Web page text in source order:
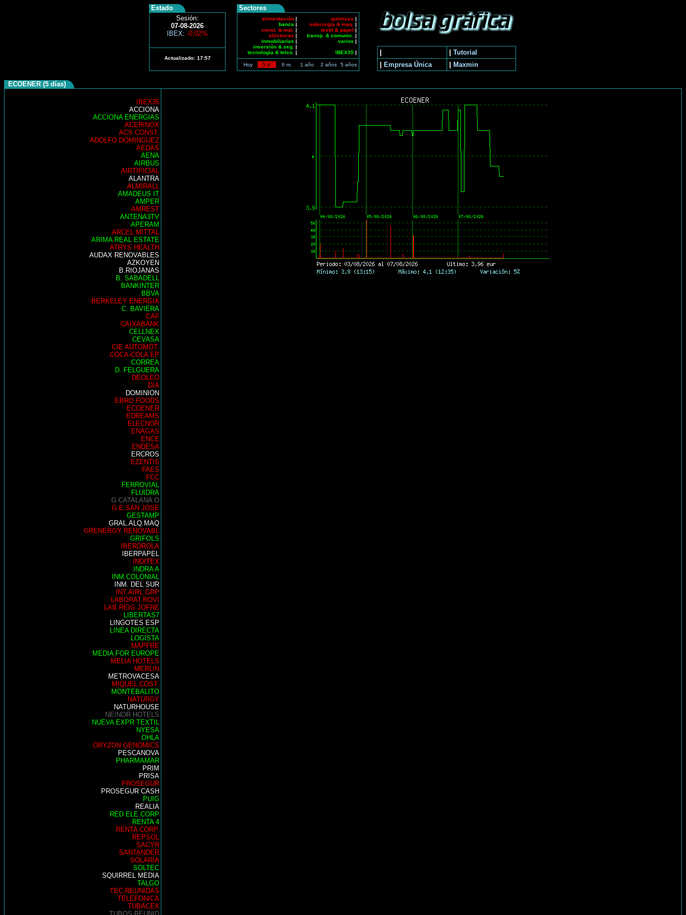
Estado
Sesión:
07-08-2026
IBEX: -0,02%
Actualizado: 17:57
Sectores
alimentación |
banca |
const. & mat. |
eléctricas |
inmobiliarias |
inversión & seg. |
tecnología & telco. |
quimicas |
siderurgia & maq. |
textil & papel |
transp. & comunic.
|
varios |
IBEX35 |
Hoy 5 d. 6 m. 1 año 2 años 5 años
Tutorial
Empresa Única Maxmin
ECOENER (5 días)
IBEX35
ACCIONA
ACCIONA ENERGIAS
ACERINOX
ACS CONST.
ADOLFO DOMINGUEZ
AEDAS
AENA
AIRBUS
AIRTIFICIAL
ALANTRA
ALMIRALL
AMADEUS IT
AMPER
AMREST
ANTENA3TV
APERAM
ARCEL.MITTAL
ARIMA REAL ESTATE
ATRYS HEALTH
AUDAX RENOVABLES
AZKOYEN
B.RIOJANAS
B. SABADELL
BANKINTER
BBVA
BERKELEY ENERGIA
C. BAVIERA
CAF
CAIXABANK
CELLNEX
CEVASA
CIE AUTOMOT.
COCA-COLA EP
CORREA
D. FELGUERA
DEOLEO
DIA
DOMINION
EBRO FOODS
ECOENER
EDREAMS
ELECNOR
ENAGAS
ENCE
ENDESA
ERCROS
EZENTIS
FAES
FCC
FERROVIAL
FLUIDRA
G.CATALANA O
G.E.SAN JOSE
GESTAMP
GRAL.ALQ.MAQ
GRENERGY RENOVABL
GRIFOLS
IBERDROLA
IBERPAPEL
INDITEX
INDRA A
INM.COLONIAL
INM. DEL SUR
INT.AIRL.GRP
LABORAT.ROVI
LAB REIG JOFRE
LIBERTAS7
LINGOTES ESP
LINEA DIRECTA
LOGISTA
MAPFRE
MEDIA FOR EUROPE
MELIA HOTELS
MERLIN
METROVACESA
MIQUEL COST.
MONTEBALITO
NATURGY
NATURHOUSE
NEINOR HOTELS
NUEVA EXPR TEXTIL
NYESA
OHLA
ORYZON GENOMICS
PESCANOVA
PHARMAMAR
PRIM
PRISA
PROSEGUR
PROSEGUR CASH
PUIG
REALIA
RED ELE.CORP
RENTA 4
RENTA CORP.
REPSOL
SACYR
SANTANDER
SOLARIA
SOLTEC
SQUIRREL MEDIA
TALGO
TEC.REUNIDAS
TELEFONICA
TUBACEX